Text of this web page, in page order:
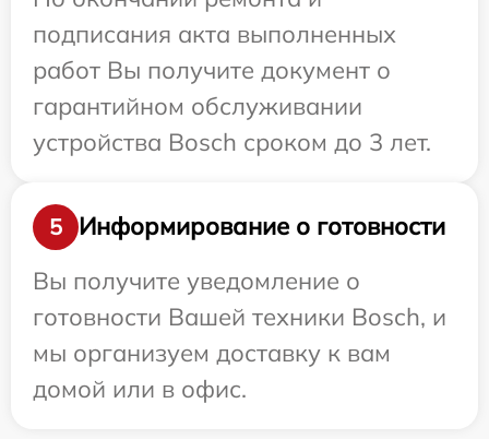
подписания акта выполненных
работ Вы получите документ о
гарантийном обслуживании
устройства Bosch сроком до 3 лет.
5
Информирование о готовности
Вы получите уведомление о
готовности Вашей техники Bosch, и
мы организуем доставку к вам
домой или в офис.